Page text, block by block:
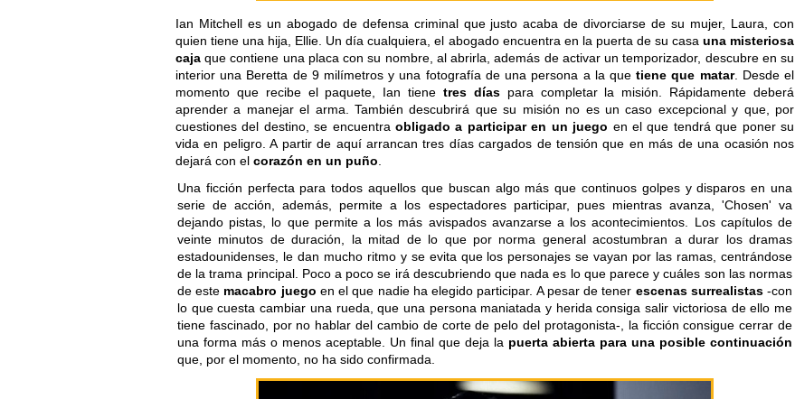
Ian Mitchell es un abogado de defensa criminal que justo acaba de divorciarse de su mujer, Laura, con
quien tiene una hija, Ellie. Un día cualquiera, el abogado encuentra en la puerta de su casa una misteriosa
caja que contiene una placa con su nombre, al abrirla, además de activar un temporizador, descubre en su
interior una Beretta de 9 milímetros y una fotografía de una persona a la quetiene que matar. Desde el
momento que recibe el paquete, Ian tiene tres díaspara completar la misión. Rápidamente deberá
aprender a manejar el arma. También descubrirá que su misión no es un caso excepcional y que, por
cuestiones del destino, se encuentraobligado a participar en un juego en el que tendrá que poner su
vida en peligro. A partir de aquí arrancan tres días cargados de tensión que en más de una ocasión nos
dejará con el corazón en un puño
Una ficción perfecta para todos aquellos que buscan algo más que continuos golpes y disparos en una
serie de acción, además, permite a los espectadores participar, pues mientras avanza, 'Chosen' va
dejando pistas, lo que permite a los más avispados avanzarse a los acontecimientos. Los capítulos de
veinte minutos de duración, la mitad de lo que por norma general acostumbran a durar los dramas
estadounidenses, le dan mucho ritmo y se evita que los personajes se vayan por las ramas, centrándose
de la trama principal. Poco a poco se irá descubriendo que nada es lo que parece y cuáles son las normas
de este macabro juego en el que nadie ha elegido participar. A pesar de tener escenas surrealistas-con
lo que cuesta cambiar una rueda, que una persona maniatada y herida consiga salir victoriosa de ello me
tiene fascinado, por no hablar del cambio de corte de pelo del protagonista-, la ficción consigue cerrar de
una forma más o menos aceptable. Un final que deja la puerta abierta para una posible continuación
que, por el momento, no ha sido confirmada.